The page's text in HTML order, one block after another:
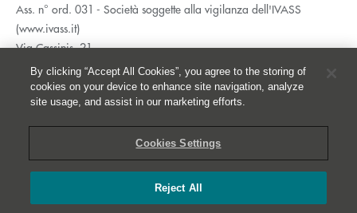
Ass. n° ord. 031 - Società soggette alla vigilanza dell'IVASS
(www.ivass.it)
Via Cassinis, 21
20139 Milano
02 5351.1
Accessibilità
Whistleblowing
By clicking “Accept All Cookies”, you agree to the storing of
cookies on your device to enhance site navigation, analyze
site usage, and assist in our marketing efforts.
Cookies Settings
Reject All